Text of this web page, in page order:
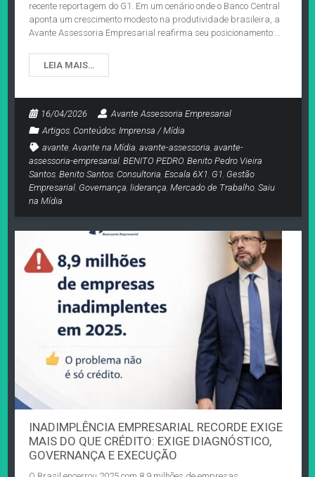
recente reportagem do G1. Em um cenário onde o Banco Central
aponta um crescimento modesto na produtividade brasileira, a
Avante Assessoria Empresarial reafirma seu posicionamento:…
LEIA MAIS…
16/04/2026
Avante Assessoria Empresarial
Artigos, Conteúdos, Imprensa / Mídia
avante,Avante na Mídia, avante-assessoria, avante-
assessoria-empresarial, BENITO PEDRO, Benito Pedro Vieira
Santos, Benito Santos, Consultoria, Escala 6X1, G1, Gestão
Empresarial, Governança, liderança, Mercado de Trabalho, Saiu
na Mídia
INADIMPLÊNCIA EMPRESARIAL RECORDE EXIGE
MAIS DO QUE CRÉDITO: EXIGE DIAGNÓSTICO,
GOVERNANÇA E EXECUÇÃO